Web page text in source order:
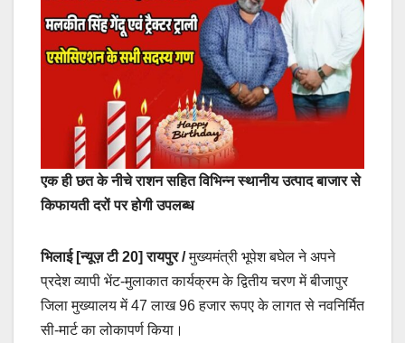
एक ही छत के नीचे राशन सहित विभिन्न स्थानीय उत्पाद बाजार से
किफायती दरों पर होगी उपलब्ध
भिलाई [न्यूज़ टी 20] रायपुर /मुख्यमंत्री भूपेश बघेल ने अपने
प्रदेश व्यापी भेंट-मुलाकात कार्यक्रम के द्वितीय चरण में बीजापुर
जिला मुख्यालय में 47 लाख 96 हजार रूपए के लागत से नवनिर्मित
सी-मार्ट का लोकापर्ण किया।